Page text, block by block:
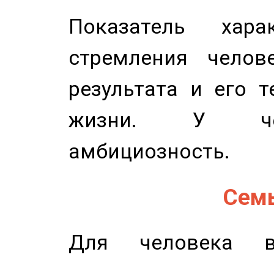
Показатель
стремления
результата и его
жизни. У
амбициозность.
Для человека